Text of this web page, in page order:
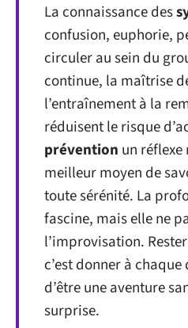
La connaissance des
confusion, euphorie,
circuler au sein du
continue, la maîtrise
l’entraînement à la
réduisent le risque
prévention un réflexe
meilleur moyen de
toute sérénité. La
fascine, mais elle ne
l’improvisation.
c’est donner à
d’être une aventure
surprise.